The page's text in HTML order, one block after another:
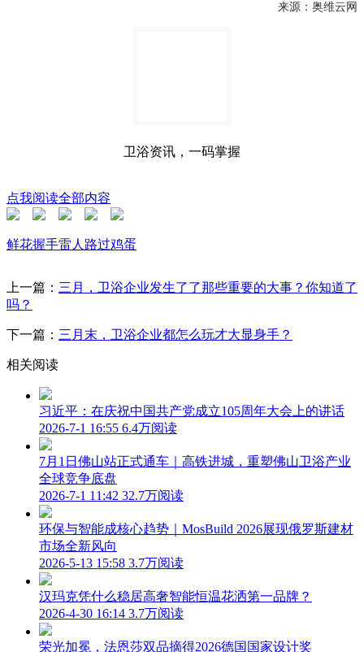
来源：奥维云网
卫浴资讯，一码掌握
点我阅读全部内容
鲜花握手雷人 路过鸡蛋
上一篇： 三月，卫浴企业发生了了那些重要的大事？你知道了
吗？
下一篇： 三月末，卫浴企业都怎么玩才大显身手？
相关阅读
习近平：在庆祝中国共产党成立105周年大会上的讲话
2026-7-1 16:55 6.4万阅读
7月1日佛山站正式通车｜高铁进城，重塑佛山卫浴产业
全球竞争底盘
2026-7-1 11:42 32.7万阅读
环保与智能成核心趋势｜MosBuild 2026展现俄罗斯建材
市场全新风向
2026-5-13 15:58 3.7万阅读
汉玛克凭什么稳居高奢智能恒温花洒第一品牌？
2026-4-30 16:14 3.7万阅读
荣光加冕，法恩莎双品摘得2026德国国家设计奖